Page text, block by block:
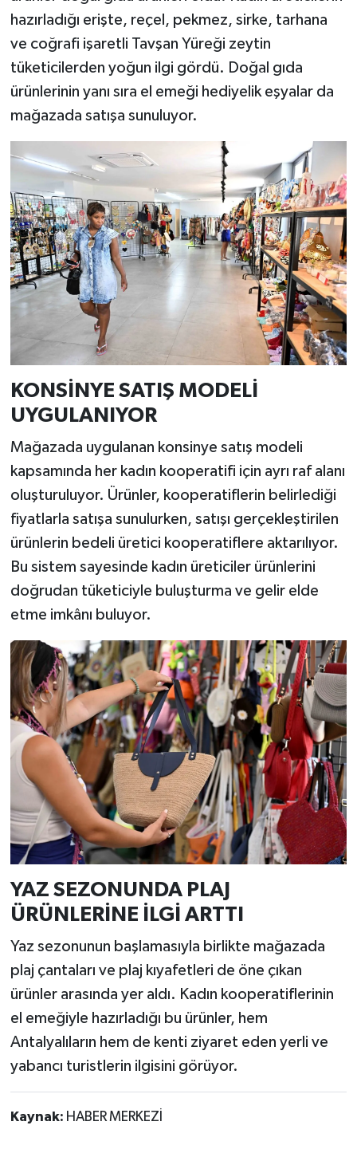
hazırladığı erişte, reçel, pekmez, sirke, tarhana
ve coğrafi işaretli Tavşan Yüreği zeytin
tüketicilerden yoğun ilgi gördü. Doğal gıda
ürünlerinin yanı sıra el emeği hediyelik eşyalar da
mağazada satışa sunuluyor.
KONSİNYE SATIŞ MODELİ
UYGULANIYOR
Mağazada uygulanan konsinye satış modeli
kapsamında her kadın kooperatifi için ayrı raf alanı
oluşturuluyor. Ürünler, kooperatiflerin belirlediği
fiyatlarla satışa sunulurken, satışı gerçekleştirilen
ürünlerin bedeli üretici kooperatiflere aktarılıyor.
Bu sistem sayesinde kadın üreticiler ürünlerini
doğrudan tüketiciyle buluşturma ve gelir elde
etme imkânı buluyor.
YAZ SEZONUNDA PLAJ
ÜRÜNLERİNE İLGİ ARTTI
Yaz sezonunun başlamasıyla birlikte mağazada
plaj çantaları ve plaj kıyafetleri de öne çıkan
ürünler arasında yer aldı. Kadın kooperatiflerinin
el emeğiyle hazırladığı bu ürünler, hem
Antalyalıların hem de kenti ziyaret eden yerli ve
yabancı turistlerin ilgisini görüyor.
Kaynak: HABER MERKEZİ